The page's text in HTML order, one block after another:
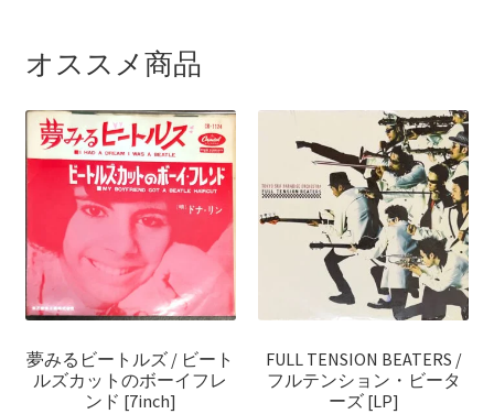
オススメ商品
夢みるビートルズ / ビート
ルズカットのボーイフレ
ンド [7inch]
FULL TENSION BEATERS /
フルテンション・ビータ
ーズ [LP]